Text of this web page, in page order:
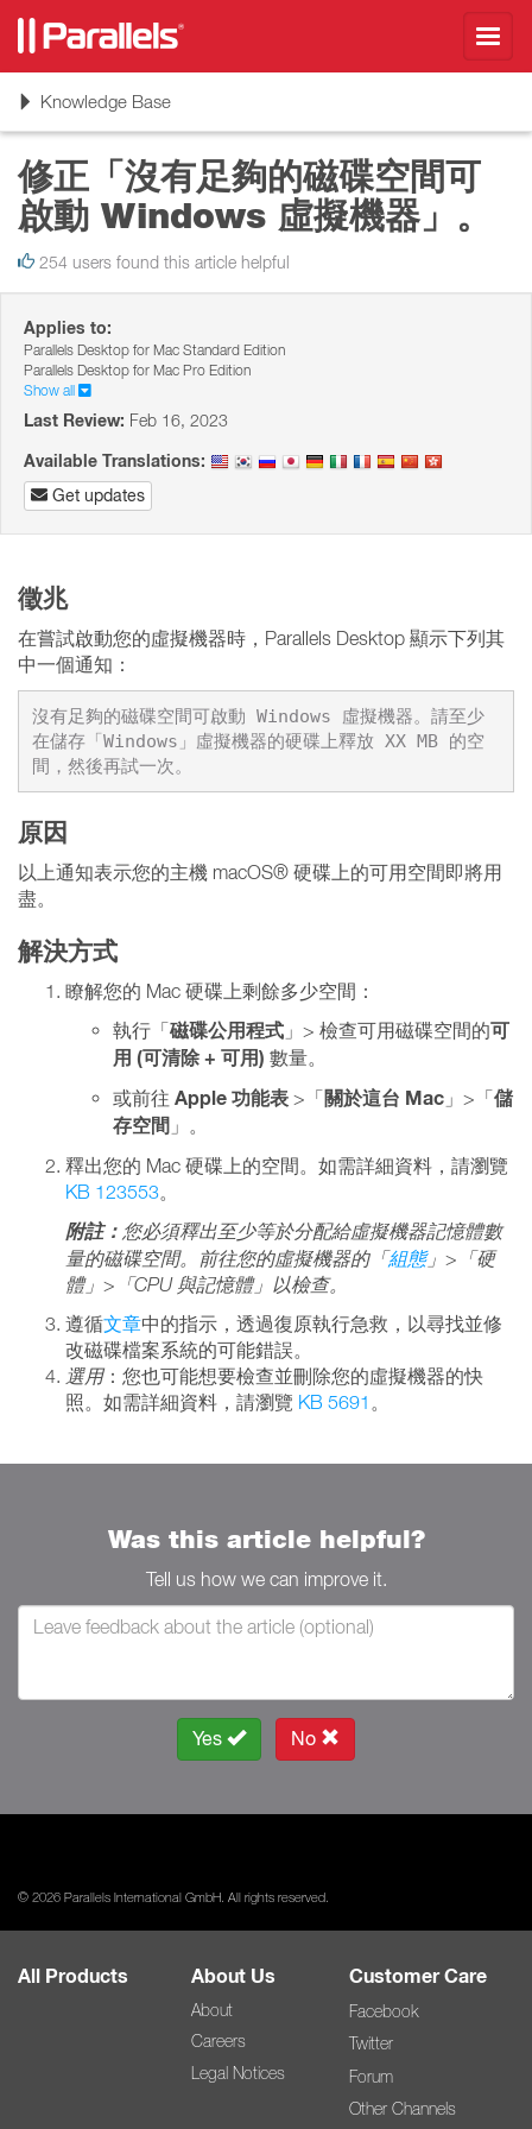
ToggleKnowledge Base
修正「沒有足夠的磁碟空間可
啟動 Windows 虛擬機器」。
254 users found this article helpful
Applies to:
Parallels Desktop for Mac Standard Edition
Parallels Desktop for Mac Pro Edition
Show all
Last Review: Feb 16, 2023
Available Translations:
Get updates
徵兆
在嘗試啟動您的虛擬機器時，Parallels Desktop 顯示下列其
中一個通知：
沒有足夠的磁碟空間可啟動 Windows 虛擬機器。請至少
在儲存「Windows」虛擬機器的硬碟上釋放 XX MB 的空
間，然後再試一次。
原因
以上通知表示您的主機 macOS® 硬碟上的可用空間即將用
盡。
解決方式
瞭解您的 Mac 硬碟上剩餘多少空間：
執行「磁碟公用程式 」> 檢查可用磁碟空間的可
用 (可清除 + 可用) 數量。
或前往 Apple 功能表 >「關於這台 Mac 」>「儲
存空間 」。
釋出您的 Mac 硬碟上的空間。如需詳細資料，請瀏覽
KB 123553。
附註： 您必須釋出至少等於分配給虛擬機器記憶體數
量的磁碟空間。前往您的虛擬機器的「組態」>「硬
體」>「CPU 與記憶體」以檢查。
遵循文章中的指示，透過復原執行急救，以尋找並修
改磁碟檔案系統的可能錯誤。
選用：您也可能想要檢查並刪除您的虛擬機器的快
照。如需詳細資料，請瀏覽 KB 5691 。
Was this article helpful?
Tell us how we can improve it.
Yes No
© 2026 Parallels International GmbH. All rights reserved.
All Products About Us
About
Careers
Legal Notices
Customer Care
Facebook
Twitter
Forum
Other Channels